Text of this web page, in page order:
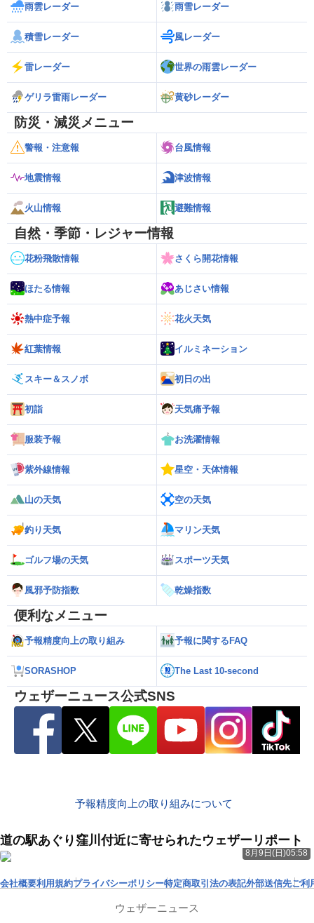
雨雲レーダー 雨雪レーダー
積雪レーダー 風レーダー
雷レーダー 世界の雨雲レーダー
ゲリラ雷雨レーダー 黄砂レーダー
防災・減災メニュー
警報・注意報 台風情報
地震情報 津波情報
火山情報 避難情報
自然・季節・レジャー情報
花粉飛散情報 さくら開花情報
ほたる情報 あじさい情報
熱中症予報 花火天気
紅葉情報 イルミネーション
スキー＆スノボ 初日の出
初詣 天気痛予報
服装予報 お洗濯情報
紫外線情報 星空・天体情報
山の天気 空の天気
釣り天気 マリン天気
ゴルフ場の天気 スポーツ天気
風邪予防指数 乾燥指数
便利なメニュー
予報精度向上の取り組み 予報に関するFAQ
SORASHOP The Last 10-second
ウェザーニュース公式SNS
予報精度向上の取り組みについて
道の駅あぐり窪川付近に寄せられたウェザーリポート
8月9日(日)05:58
会社概要利用規約プライバシーポリシー特定商取引法の表記外部送信先ご利
ウェザーニュース